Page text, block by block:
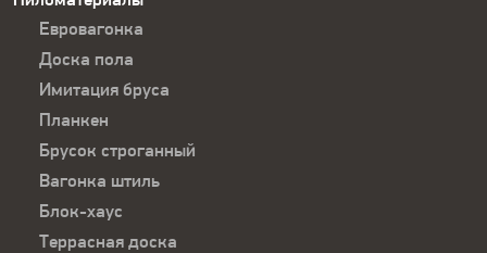
Футер
Евровагонка
Доска пола
Имитация бруса
Планкен
Брусок строганный
Вагонка штиль
Блок-хаус
Террасная доска